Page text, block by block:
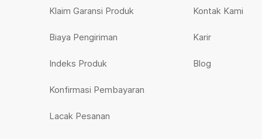
Klaim Garansi Produk
Biaya Pengiriman
Indeks Produk
Konfirmasi Pembayaran
Lacak Pesanan
Kontak Kami
Karir
Blog